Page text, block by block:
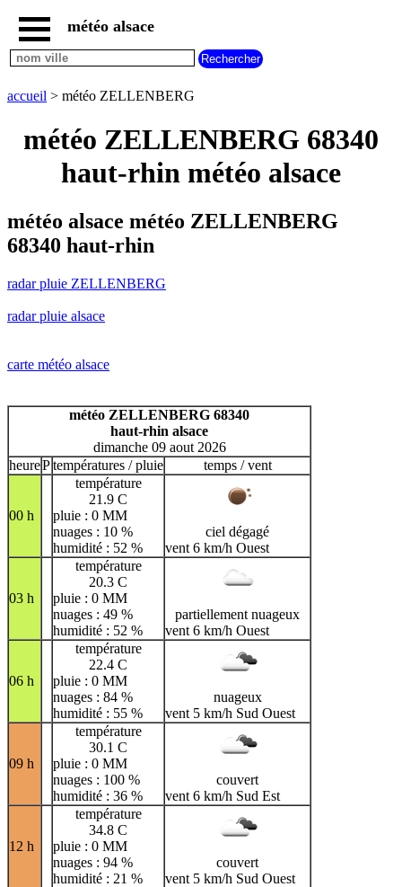
accueil
radar
ZELLENBERG
météo
alsace
carte
météo
météo
H
I J K L M
N
T
U
V
W X Y Z
météo alsace
accueil > météo ZELLENBERG
météo ZELLENBERG 68340
haut-rhin météo alsace
météo alsace météo ZELLENBERG
68340 haut-rhin
radar pluie ZELLENBERG
radar pluie alsace
carte météo alsace
météo ZELLENBERG 68340
haut-rhin alsace
dimanche 09 aout 2026
heurePtempératures / pluie temps / vent
00 h
température
21.9 C
pluie : 0 MM
nuages : 10 %
humidité : 52 %
ciel dégagé
vent 6 km/h Ouest
03 h
température
20.3 C
pluie : 0 MM
nuages : 49 %
humidité : 52 %
partiellement nuageux
vent 6 km/h Ouest
06 h
température
22.4 C
pluie : 0 MM
nuages : 84 %
humidité : 55 %
nuageux
vent 5 km/h Sud Ouest
09 h
température
30.1 C
pluie : 0 MM
nuages : 100 %
humidité : 36 %
couvert
vent 6 km/h Sud Est
12 h
température
34.8 C
pluie : 0 MM
nuages : 94 %
humidité : 21 %
couvert
vent 5 km/h Sud Ouest